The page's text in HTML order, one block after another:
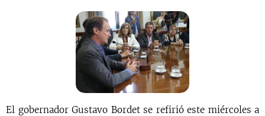
El gobernador Gustavo Bordet se refirió este miércoles a